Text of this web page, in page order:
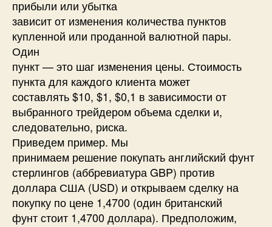
прибыли или убытка
зависит от изменения количества пунктов
купленной или проданной валютной пары.
Один
пункт — это шаг изменения цены. Стоимость
пункта для каждого клиента может
составлять $10, $1, $0,1 в зависимости от
выбранного трейдером объема сделки и,
следовательно, риска.
Приведем пример. Мы
принимаем решение покупать английский фунт
стерлингов (аббревиатура GBP) против
доллара США (USD) и открываем сделку на
покупку по цене 1,4700 (один британский
фунт стоит 1,4700 доллара). Предположим,